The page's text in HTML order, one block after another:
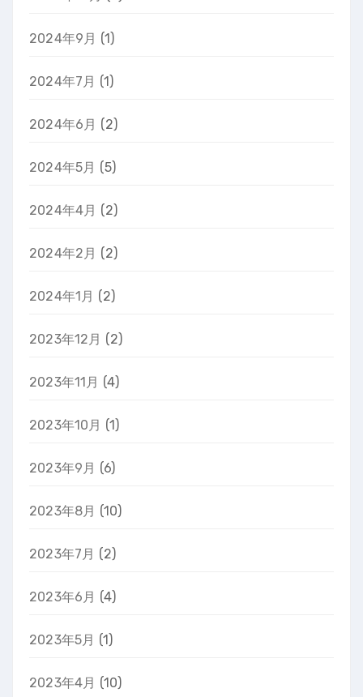
2024年9月 (1)
2024年7月 (1)
2024年6月 (2)
2024年5月 (5)
2024年4月 (2)
2024年2月 (2)
2024年1月 (2)
2023年12月 (2)
2023年11月 (4)
2023年10月 (1)
2023年9月 (6)
2023年8月 (10)
2023年7月 (2)
2023年6月 (4)
2023年5月 (1)
2023年4月 (10)